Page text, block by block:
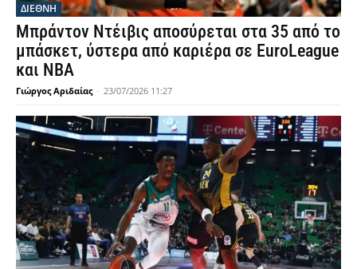
ΔΙΕΘΝΗ
Μπράντον Ντέιβις αποσύρεται στα 35 από το
μπάσκετ, ύστερα από καριέρα σε EuroLeague
και NBA
Γιώργος Αριδαίας - 23/07/2026 11:27